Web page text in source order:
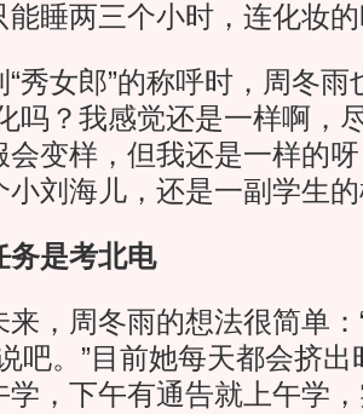
能睡两三个小时，连化妆
女郎”的称呼时，周冬雨
吗？我感觉还是一样啊，
会变样，但我还是一样的
小刘海儿，还是一副学生的
是考北电
周冬雨的想法很简单：
说吧。”目前她每天都会挤
学，下午有通告就上午学